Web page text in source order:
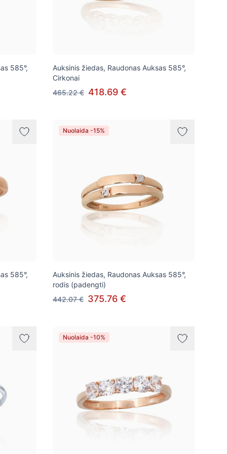
585°,
Auksinis žiedas, Raudonas Auksas 585°,
Cirkonai
465.22 € 418.69 €
585°,
Nuolaida -15%
Auksinis žiedas, Raudonas Auksas 585°,
rodis (padengti)
442.07 € 375.76 €
Nuolaida -10%